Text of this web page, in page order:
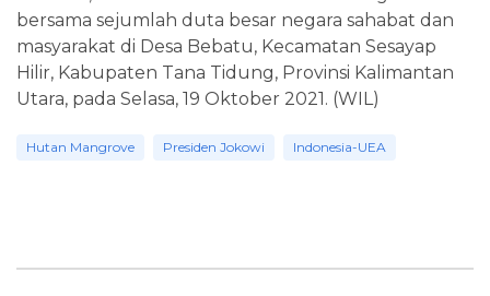
bersama sejumlah duta besar negara sahabat dan
masyarakat di Desa Bebatu, Kecamatan Sesayap
Hilir, Kabupaten Tana Tidung, Provinsi Kalimantan
Utara, pada Selasa, 19 Oktober 2021. (WIL)
Hutan Mangrove Presiden Jokowi Indonesia-UEA